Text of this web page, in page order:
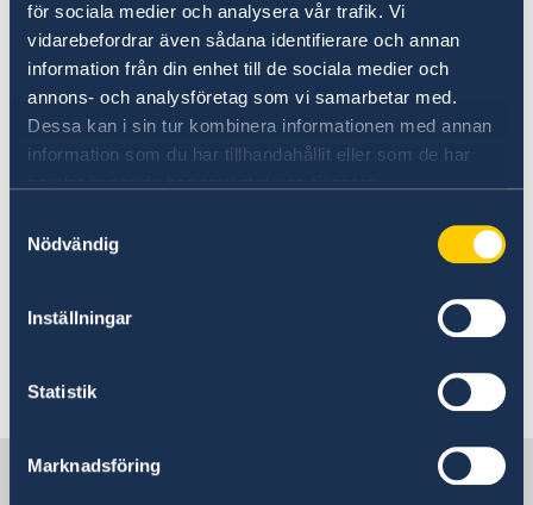
för sociala medier och analysera vår trafik. Vi
vidarebefordrar även sådana identifierare och annan
information från din enhet till de sociala medier och
annons- och analysföretag som vi samarbetar med.
Dessa kan i sin tur kombinera informationen med annan
information som du har tillhandahållit eller som de har
Nödvändig
Inställningar
Statistik
Marknadsföring
Läs mer genom att klicka på länken nedan.
Ansökan om nationellt id-kort
Provisoriskt pass
Provisoriskt pass
Läs mer genom att klicka på länken nedan.
Sverige i Finland